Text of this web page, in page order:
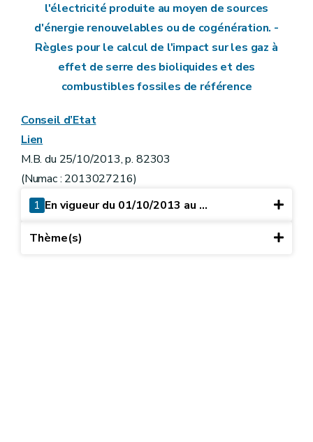
l'électricité produite au moyen de sources
d'énergie renouvelables ou de cogénération. -
Règles pour le calcul de l'impact sur les gaz à
effet de serre des bioliquides et des
combustibles fossiles de référence
Conseil d’Etat
Lien
M.B. du 25/10/2013, p. 82303
(Numac : 2013027216)
1 En vigueur du 01/10/2013 au ...
Thème(s)